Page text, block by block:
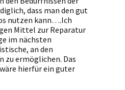
dass man den gut
nutzen kann….Ich
Mittel zur Reparatur
im nächsten
an den
zu ermöglichen. Das
hierfür ein guter